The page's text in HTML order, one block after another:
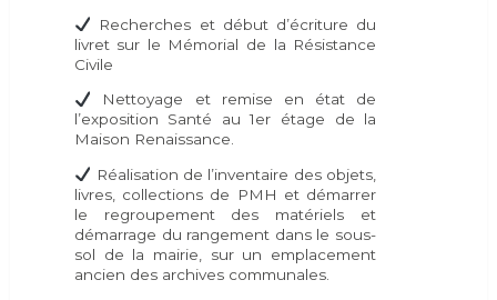
Recherches et début d’écriture du
livret sur le Mémorial de la Résistance
Civile
Nettoyage et remise en état de
l’exposition Santé au 1er étage de la
Maison Renaissance.
Réalisation de l’inventaire des objets,
livres, collections de PMH et démarrer
le regroupement des matériels et
démarrage du rangement dans le sous-
sol de la mairie, sur un emplacement
ancien des archives communales.